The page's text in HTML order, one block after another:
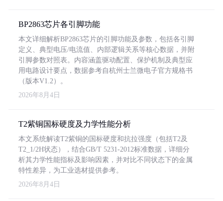
BP2863芯片各引脚功能
本文详细解析BP2863芯片的引脚功能及参数，包括各引脚
定义、典型电压/电流值、内部逻辑关系等核心数据，并附
引脚参数对照表。内容涵盖驱动配置、保护机制及典型应
用电路设计要点，数据参考自杭州士兰微电子官方规格书
（版本V1.2）。
2026年8月4日
T2紫铜国标硬度及力学性能分析
本文系统解读T2紫铜的国标硬度和抗拉强度（包括T2及
T2_1/2H状态），结合GB/T 5231-2012标准数据，详细分
析其力学性能指标及影响因素，并对比不同状态下的金属
特性差异，为工业选材提供参考。
2026年8月4日